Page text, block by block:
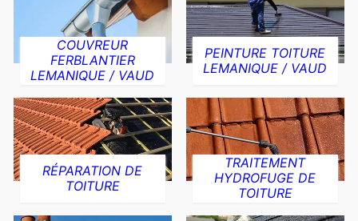
COUVREUR
FERBLANTIER
LEMANIQUE / VAUD
PEINTURE TOITURE
LEMANIQUE / VAUD
RÉPARATION DE
TOITURE
TRAITEMENT
HYDROFUGE DE
TOITURE